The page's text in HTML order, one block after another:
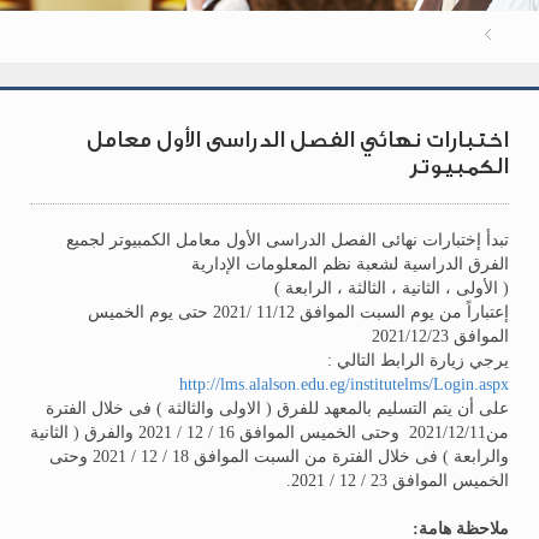
اختبارات نهائي الفصل الدراسى الأول معامل
الكمبيوتر
تبدأ إختبارات نهائى الفصل الدراسى الأول معامل الكمبيوتر لجميع
الفرق الدراسية لشعبة نظم المعلومات الإدارية
( الأولى ، الثانية ، الثالثة ، الرابعة )
إعتباراً من يوم السبت الموافق 11/12 /2021 حتى يوم الخميس
الموافق 2021/12/23
يرجي زيارة الرابط التالي :
http://lms.alalson.edu.eg/institutelms/Login.aspx
على أن يتم التسليم بالمعهد للفرق ( الاولى والثالثة ) فى خلال الفترة
من2021/12/11 وحتى الخميس الموافق 16 / 12 / 2021 والفرق ( الثانية
والرابعة ) فى خلال الفترة من السبت الموافق 18 / 12 / 2021 وحتى
الخميس الموافق 23 / 12 / 2021.
ملاحظة هامة: